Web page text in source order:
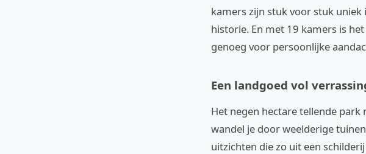
kamers zijn stuk voor stuk
historie. En met 19 kamers is
genoeg voor persoonlijke
Een landgoed vol
Het negen hectare tellende
wandel je door weelderige
uitzichten die zo uit een